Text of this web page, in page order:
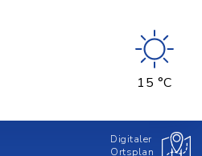
15 °C
Digitaler
Ortsplan